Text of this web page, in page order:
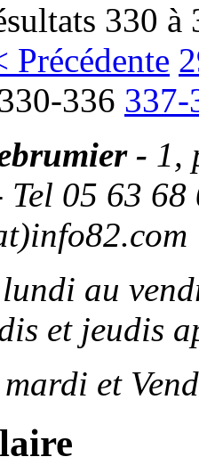
330 à
Précédente
336 337-
- 1,
05 63
au
et jeudis
et